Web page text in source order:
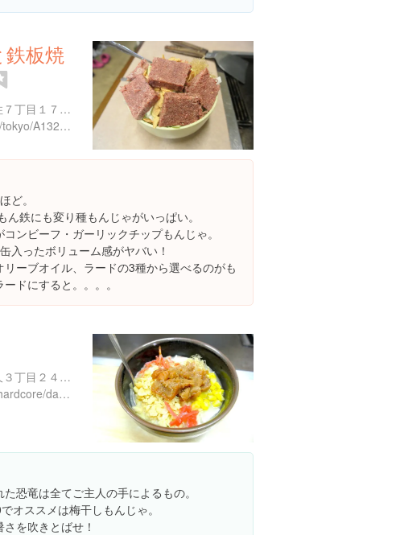
板焼
東京都荒川区南千住７丁目１７-３
https://tabelog.com/tokyo/A1324/A132401/13135802/
ど。
ん鉄にも変り種もんじゃがいっぱい。
ンビーフ・ガーリックチップもんじゃ。
入ったボリューム感がヤバい！
ーブオイル、ラードの3種から選べるのがも
ドにすると。。。。
東京都荒川区東尾久３丁目２４-１ 第一八千代荘
http://ameblo.jp/riohardcore/day-20100430.html
恐竜は全てご主人の手によるもの。
オススメは梅干しもんじゃ。
を吹きとばせ！